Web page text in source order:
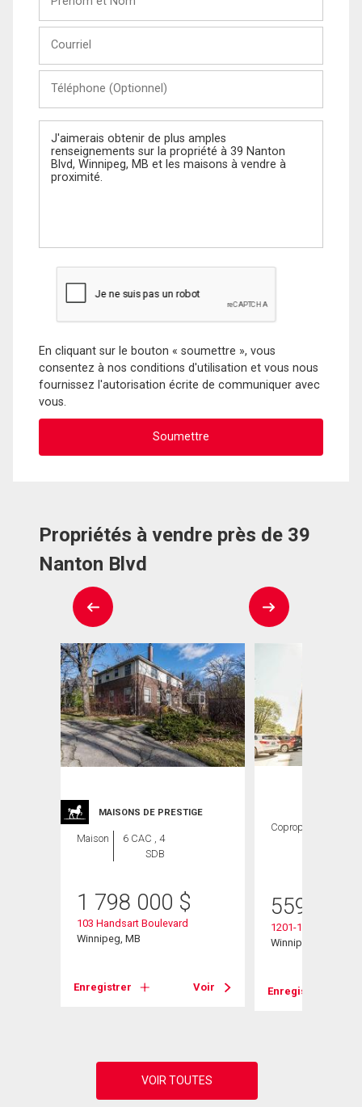
Nom
(Optionnel)
Message
En cliquant sur le bouton « soumettre », vous
consentez à nos conditions d'utilisation et vous nous
fournissez l'autorisation écrite de communiquer avec
vous.
Propriétés à vendre près de 39
Nanton Blvd
MAISONS DE PRESTIGE
Maison
6 CAC , 4
SDB
1 798 000 $
103 Handsart Boulevard
Winnipeg, MB
Enregistrer Voir
Copropriété
559 900
1201-180 Tuxedo
Winnipeg, MB
Enregistrer